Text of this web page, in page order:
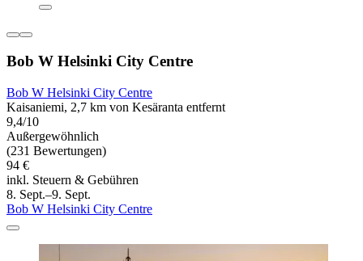
Bob W Helsinki City Centre
Bob W Helsinki City Centre
Kaisaniemi, 2,7 km von Kesäranta entfernt
9,4/10
Außergewöhnlich
(231 Bewertungen)
94 €
inkl. Steuern & Gebühren
8. Sept.–9. Sept.
Bob W Helsinki City Centre